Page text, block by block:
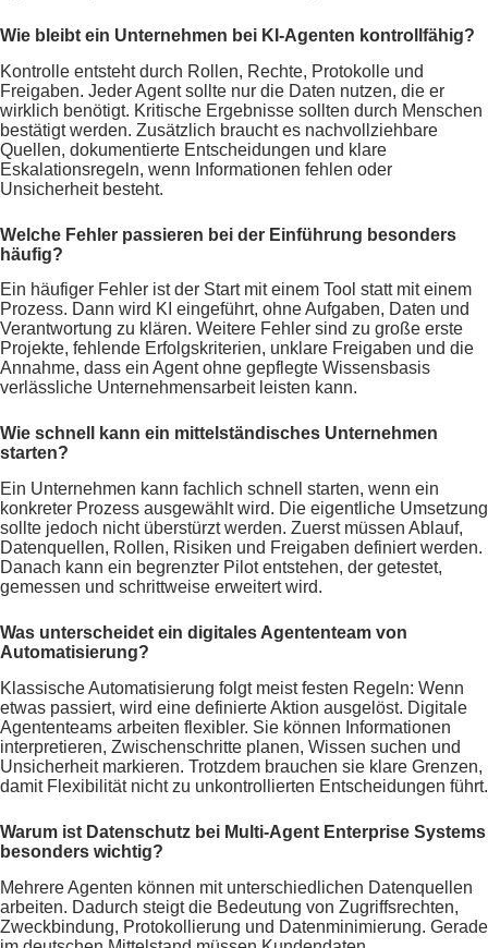
Wie bleibt ein Unternehmen bei KI-Agenten kontrollfähig?
Kontrolle entsteht durch Rollen, Rechte, Protokolle und
Freigaben. Jeder Agent sollte nur die Daten nutzen, die er
wirklich benötigt. Kritische Ergebnisse sollten durch Menschen
bestätigt werden. Zusätzlich braucht es nachvollziehbare
Quellen, dokumentierte Entscheidungen und klare
Eskalationsregeln, wenn Informationen fehlen oder
Unsicherheit besteht.
Welche Fehler passieren bei der Einführung besonders
häufig?
Ein häufiger Fehler ist der Start mit einem Tool statt mit einem
Prozess. Dann wird KI eingeführt, ohne Aufgaben, Daten und
Verantwortung zu klären. Weitere Fehler sind zu große erste
Projekte, fehlende Erfolgskriterien, unklare Freigaben und die
Annahme, dass ein Agent ohne gepflegte Wissensbasis
verlässliche Unternehmensarbeit leisten kann.
Wie schnell kann ein mittelständisches Unternehmen
starten?
Ein Unternehmen kann fachlich schnell starten, wenn ein
konkreter Prozess ausgewählt wird. Die eigentliche Umsetzung
sollte jedoch nicht überstürzt werden. Zuerst müssen Ablauf,
Datenquellen, Rollen, Risiken und Freigaben definiert werden.
Danach kann ein begrenzter Pilot entstehen, der getestet,
gemessen und schrittweise erweitert wird.
Was unterscheidet ein digitales Agententeam von
Automatisierung?
Klassische Automatisierung folgt meist festen Regeln: Wenn
etwas passiert, wird eine definierte Aktion ausgelöst. Digitale
Agententeams arbeiten flexibler. Sie können Informationen
interpretieren, Zwischenschritte planen, Wissen suchen und
Unsicherheit markieren. Trotzdem brauchen sie klare Grenzen,
damit Flexibilität nicht zu unkontrollierten Entscheidungen führt.
Warum ist Datenschutz bei Multi-Agent Enterprise Systems
besonders wichtig?
Mehrere Agenten können mit unterschiedlichen Datenquellen
arbeiten. Dadurch steigt die Bedeutung von Zugriffsrechten,
Zweckbindung, Protokollierung und Datenminimierung. Gerade